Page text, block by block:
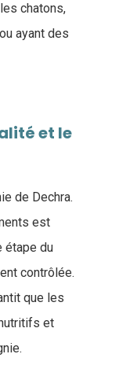
chatons,
ayant des
et le
de Dechra.
est
étape du
contrôlée.
que les
et